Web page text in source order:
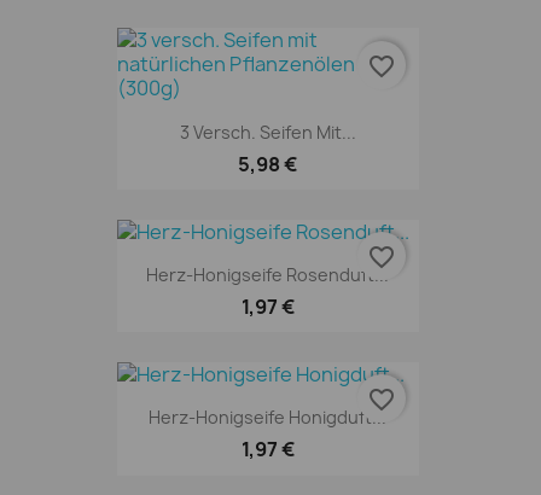
3 Versch. Seifen Mit...
5,98 €
favorite_border
Herz-Honigseife Rosenduft...
1,97 €
favorite_border
Herz-Honigseife Honigduft...
1,97 €
favorite_border